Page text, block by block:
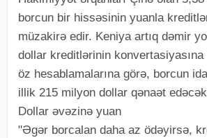
borcun bir hissəsinin yuanla
müzakirə edir. Keniya artıq dəmir
dollar kreditlərinin konvertasiyasına
öz hesablamalarına görə, borcun
illik 215 milyon dollar qənaət
Dollar əvəzinə yuan
"Əgər borcalan daha az ödəyirsə,